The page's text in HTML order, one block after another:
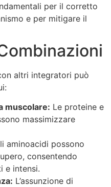
per il corretto
e per mitigare il
altri integratori può
muscolare: Le proteine e
massimizzare
aminoacidi possono
consentendo
e intensi.
L’assunzione di